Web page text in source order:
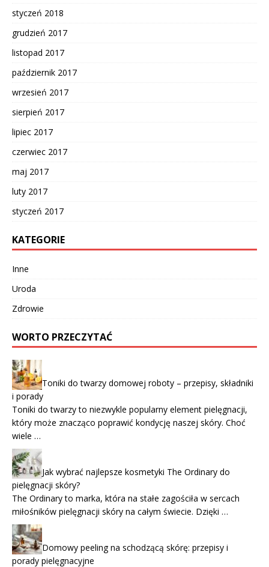
styczeń 2018
grudzień 2017
listopad 2017
październik 2017
wrzesień 2017
sierpień 2017
lipiec 2017
czerwiec 2017
maj 2017
luty 2017
styczeń 2017
KATEGORIE
Inne
Uroda
Zdrowie
WORTO PRZECZYTAĆ
Toniki do twarzy domowej roboty – przepisy, składniki
i porady
Toniki do twarzy to niezwykle popularny element pielęgnacji,
który może znacząco poprawić kondycję naszej skóry. Choć
wiele …
Jak wybrać najlepsze kosmetyki The Ordinary do
pielęgnacji skóry?
The Ordinary to marka, która na stałe zagościła w sercach
miłośników pielęgnacji skóry na całym świecie. Dzięki …
Domowy peeling na schodzącą skórę: przepisy i
porady pielęgnacyjne